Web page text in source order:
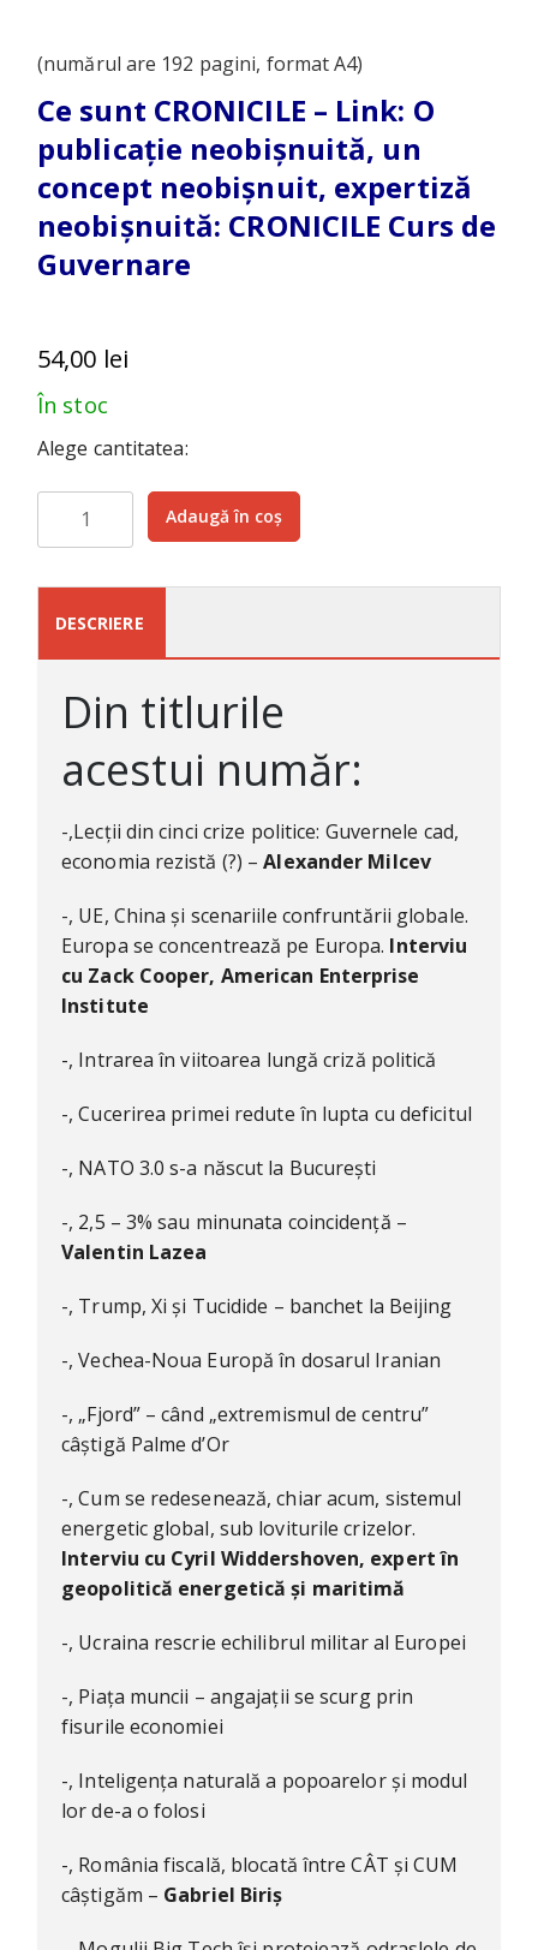
(numărul are 192 pagini, formatA4)
Ce sunt CRONICILE – Link: O
publicație neobișnuită, un
concept neobișnuit, expertiză
neobișnuită: CRONICILE Curs de
Guvernare
54,00 lei
În stoc
Alege cantitatea:
Cantitate
—
Vara
2026
Adaugă în coș
DESCRIERE
Din titlurile
acestui număr:
-,Lecții din cinci crize politice: Guvernele cad,
economia rezistă (?) –Alexander Milcev
-, UE, China și scenariile confruntării globale.
Europa se concentrează pe Europa. Interviu
cu Zack Cooper, American Enterprise
Institute
-, Intrarea în viitoarea lungă criză politică
-, Cucerirea primei redute în lupta cu deficitul
-, NATO 3.0 s-a născut la București
-, 2,5 – 3% sau minunata coincidență –
Valentin Lazea
-, Trump, Xi și Tucidide – banchet la Beijing
-, Vechea-Noua Europă în dosarul Iranian
-, „Fjord” – când „extremismul de centru”
câștigă Palme d’Or
-, Cum se redesenează, chiar acum, sistemul
energetic global, sub loviturile crizelor.
Interviu cu Cyril Widdershoven, expert în
geopolitică energetică și maritimă
-, Ucraina rescrie echilibrul militar al Europei
-, Piața muncii – angajații se scurg prin
fisurile economiei
-, Inteligența naturală a popoarelor și modul
lor de-a o folosi
-, România fiscală, blocată între CÂT și CUM
câștigăm – Gabriel Biriș